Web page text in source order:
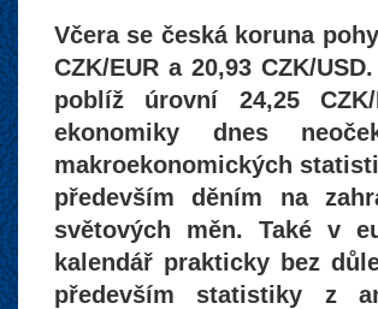
Včera se česká koruna
CZK/EUR a 20,93 CZK/
poblíž úrovní 24,25
ekonomiky dnes
makroekonomických
především děním na
světových měn. Také v
kalendář prakticky bez
především statistiky z